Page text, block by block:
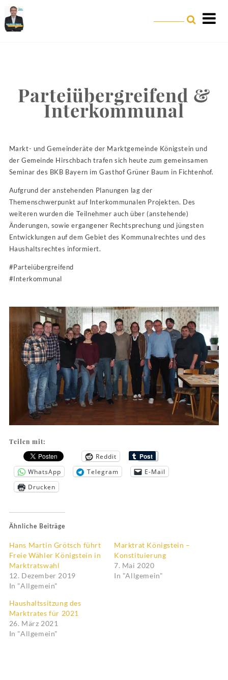
Parteiübergreifend &
Interkommunal
Markt- und Gemeinderäte der Marktgemeinde Königstein und
der Gemeinde Hirschbach trafen sich heute zum gemeinsamen
Seminar des BKB Bayern im Gasthof Grüner Baum in Fichtenhof.
Aufgrund der anstehenden Planungen lag der
Themenschwerpunkt auf Interkommunalen Projekten. Des
weiteren wurden die Teilnehmer auch über (anstehende)
Änderungen, sowie ergangener Rechtsprechung und jüngsten
Entwicklungen auf dem Gebiet des Kommunalrechtes und des
Haushaltsrechtes informiert.
#Parteiübergreifend
#Interkommunal
Teilen mit:
Reddit
WhatsApp
Telegram
E-Mail
Drucken
Ähnliche Beiträge
Hans Martin Grötsch führt
Freie Wähler Königstein in
Marktratswahl
12. Dezember 2019
In "Allgemein"
Marktrat Königstein –
Konstituierung
7. Mai 2020
In "Allgemein"
Haushaltssitzung des
Marktrates für 2021
26. März 2021
In "Allgemein"